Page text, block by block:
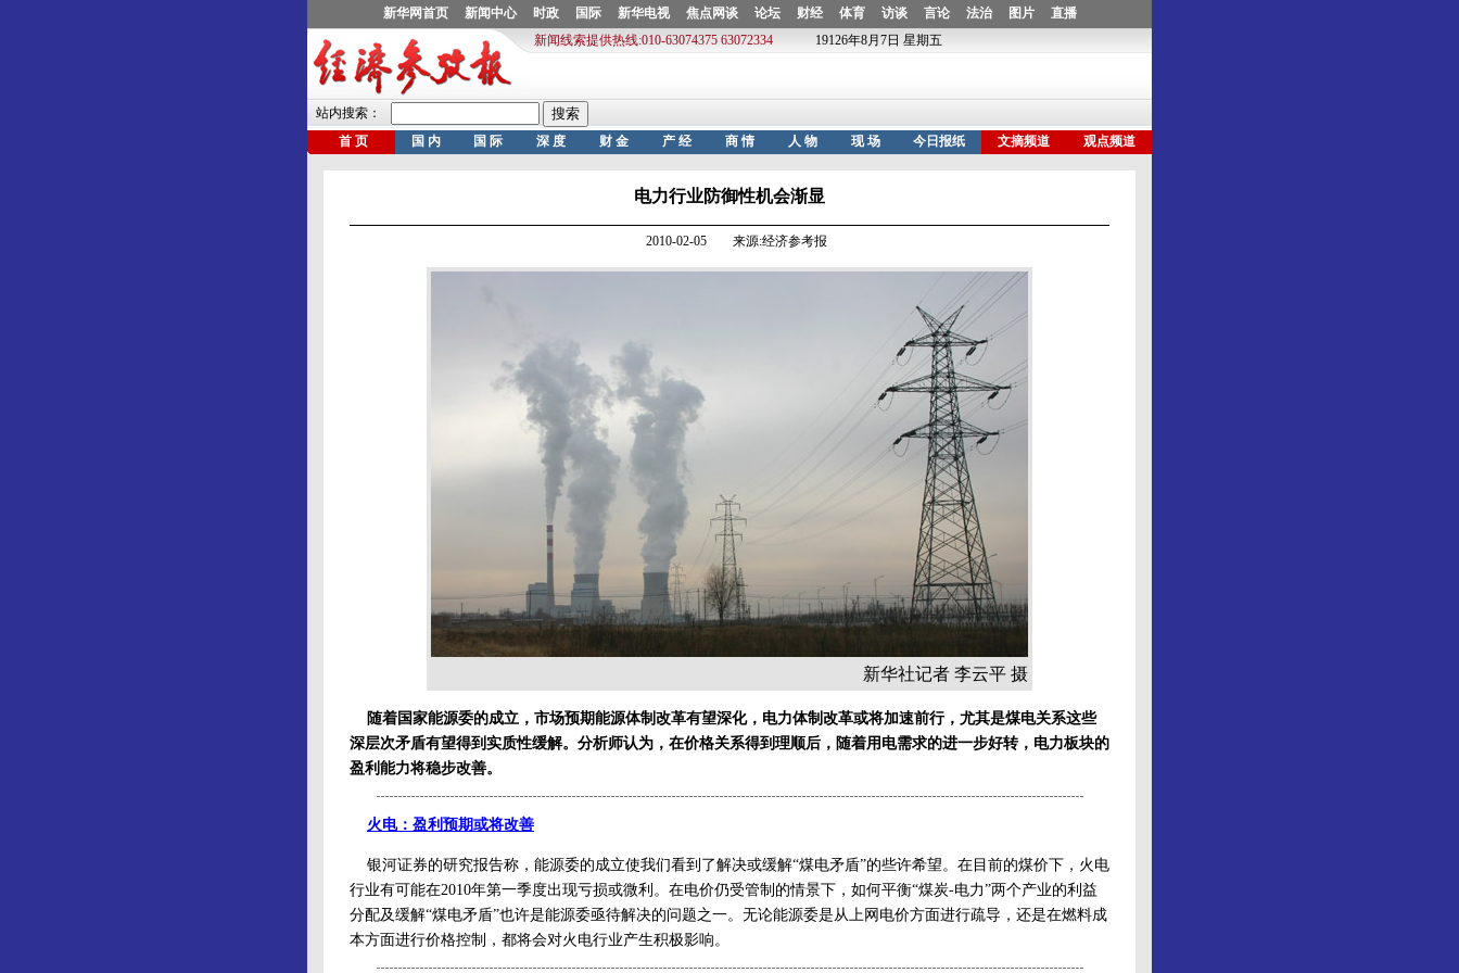
电力行业防御性机会渐显
2010-02-05 来源:经济参考报
新华社记者 李云平 摄
随着国家能源委的成立，市场预期能源体制改革有望深化，电力体制改革或将加速前行，尤其是煤电关系这些
深层次矛盾有望得到实质性缓解。分析师认为，在价格关系得到理顺后，随着用电需求的进一步好转，电力板块的
盈利能力将稳步改善。
火电：盈利预期或将改善
银河证券的研究报告称，能源委的成立使我们看到了解决或缓解“煤电矛盾”的些许希望。在目前的煤价下，火电
行业有可能在2010年第一季度出现亏损或微利。在电价仍受管制的情景下，如何平衡“煤炭-电力”两个产业的利益
分配及缓解“煤电矛盾”也许是能源委亟待解决的问题之一。无论能源委是从上网电价方面进行疏导，还是在燃料成
本方面进行价格控制，都将会对火电行业产生积极影响。